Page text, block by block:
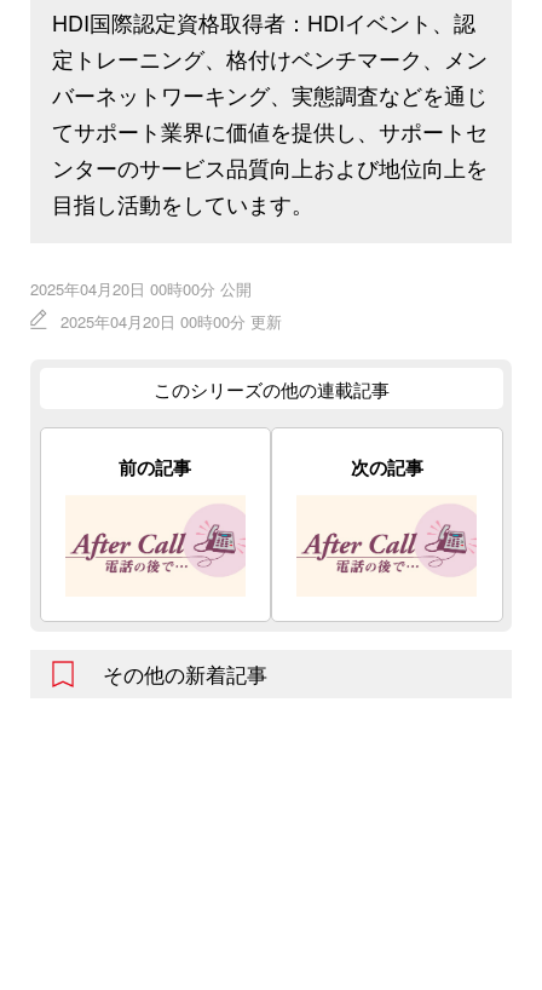
HDI国際認定資格取得者：HDIイベント、認
定トレーニング、格付けベンチマーク、メン
バーネットワーキング、実態調査などを通じ
てサポート業界に価値を提供し、サポートセ
ンターのサービス品質向上および地位向上を
目指し活動をしています。
2025年04月20日 00時00分 公開
2025年04月20日 00時00分 更新
このシリーズの他の連載記事
前の記事 次の記事
その他の新着記事